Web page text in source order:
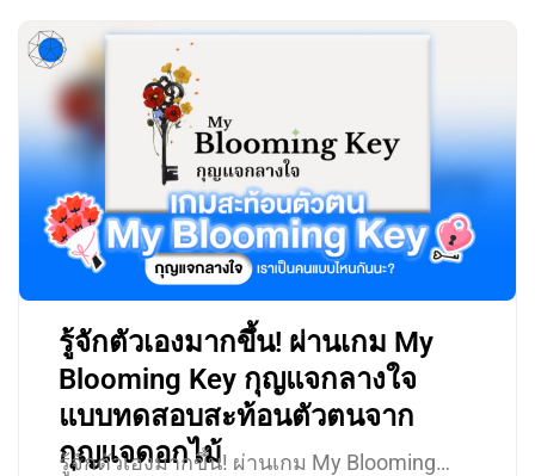
รู้จักตัวเองมากขึ้น! ผ่านเกม My
Blooming Key กุญแจกลางใจ
แบบทดสอบสะท้อนตัวตนจาก
กุญแจดอกไม้
รู้จักตัวเองมากขึ้น! ผ่านเกม My Blooming…